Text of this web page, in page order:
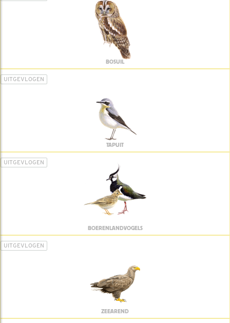
BOSUIL
UITGEVLOGEN
TAPUIT
UITGEVLOGEN
BOERENLANDVOGELS
UITGEVLOGEN
ZEEAREND